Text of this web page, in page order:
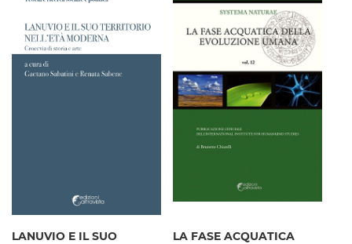
LANUVIO E IL SUO
LA FASE ACQUATICA